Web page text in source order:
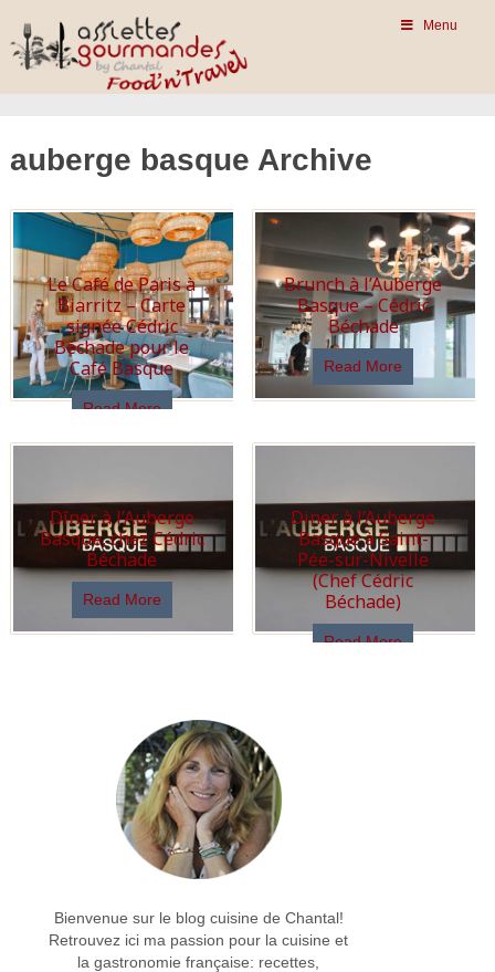
Menu
auberge basque Archive
Le Café de Paris à
Biarritz – Carte
signée Cédric
Béchade pour le
Café Basque
Read More
Brunch à l’Auberge
Basque – Cédric
Béchade
Read More
Dîner à l’Auberge
Basque, chez Cédric
Béchade
Read More
Diner à l’Auberge
Basque à Saint-
Pée-sur-Nivelle
(Chef Cédric
Béchade)
Read More
Bienvenue sur le blog cuisine de Chantal!
Retrouvez ici ma passion pour la cuisine et
la gastronomie française: recettes,